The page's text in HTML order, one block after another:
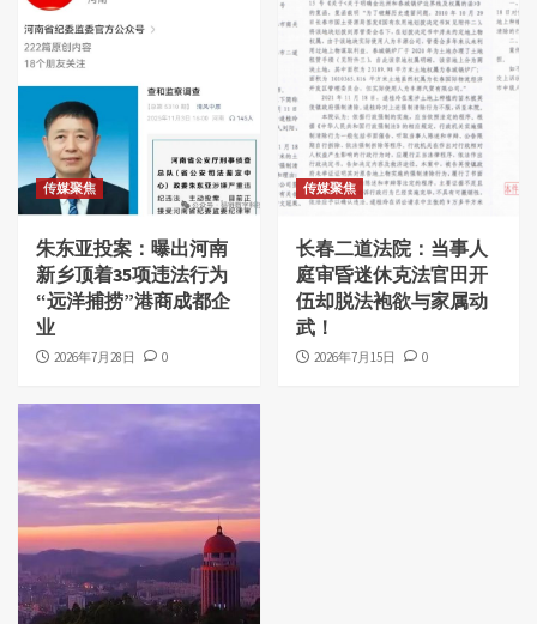
传媒聚焦
朱东亚投案：曝出河南
新乡顶着35项违法行为
“远洋捕捞”港商成都企
业
2026年7月28日 0
传媒聚焦
长春二道法院：当事人
庭审昏迷休克法官田开
伍却脱法袍欲与家属动
武！
2026年7月15日 0